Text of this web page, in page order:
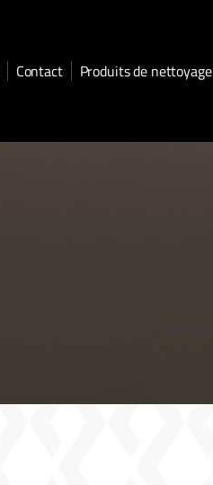
Contact Produits de nettoyage